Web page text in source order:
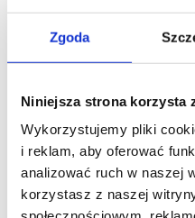
Zgoda
Niniejsza strona korzysta
Wykorzystujemy pliki
i reklam, aby oferować
analizować ruch w naszej
korzystasz z naszej
31/08/2022 Pitbull